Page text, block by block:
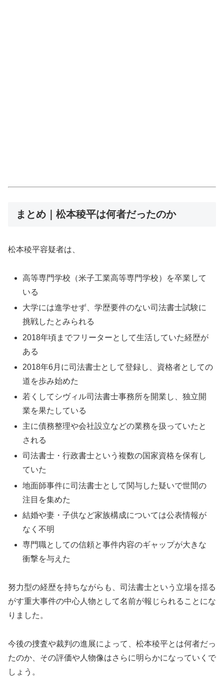
まとめ｜松本稜平は何者だったのか
松本稜平容疑者は、
高等専門学校（米子工業高等専門学校）を卒業して
いる
大学には進学せず、学歴要件のない司法書士試験に
挑戦したとみられる
2018年頃までフリーターとして生活していた経歴が
ある
2018年6月に司法書士として登録し、資格者としての
道を歩み始めた
若くしてシヴィル司法書士事務所を開業し、独立開
業を果たしている
主に債務整理や会社設立などの業務を扱っていたと
される
司法書士・行政書士という複数の国家資格を保有し
ていた
地面師事件に司法書士として関与した疑いで世間の
注目を集めた
結婚や妻・子供など家族構成については公表情報が
なく不明
専門職としての信頼と事件内容のギャップが大きな
衝撃を与えた
努力型の経歴を持ちながらも、司法書士という立場を揺る
がす重大事件の中心人物として名前が報じられることにな
りました。
今後の捜査や裁判の進展によって、松本稜平とは何者だっ
たのか、その評価や人物像はさらに明らかになっていくで
しょう。